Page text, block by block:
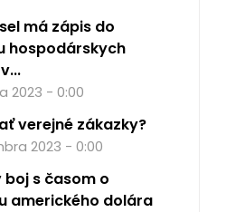
má zápis do
hospodárskych
2023 - 0:00
verejné zákazky?
2023 - 0:00
boj s časom o
amerického dolára